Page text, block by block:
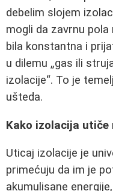
debelim slojem
mogli da zavrnu
bila konstantna i
u dilemu „gas ili
izolacije“. To je
ušteda.
Kako izolacija
Uticaj izolacije je
primećuju da im je
akumulisane